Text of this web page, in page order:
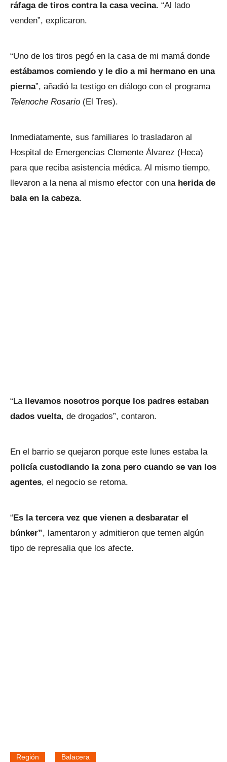
ráfaga de tiros contra la casa vecina. “Al lado
venden”, explicaron.
“Uno de los tiros pegó en la casa de mi mamá donde
estábamos comiendo y le dio a mi hermano en una
pierna”, añadió la testigo en diálogo con el programa
Telenoche Rosario (El Tres).
Inmediatamente, sus familiares lo trasladaron al
Hospital de Emergencias Clemente Álvarez (Heca)
para que reciba asistencia médica. Al mismo tiempo,
llevaron a la nena al mismo efector con unaherida de
bala en la cabeza.
“Lallevamos nosotros porque los padres estaban
dados vuelta, de drogados”, contaron.
En el barrio se quejaron porque este lunes estaba la
policía custodiando la zona pero cuando se van los
agentes, el negocio se retoma.
“ Es la tercera vez que vienen a desbaratar el
búnker”, lamentaron y admitieron que temen algún
tipo de represalia que los afecte.
Región Balacera